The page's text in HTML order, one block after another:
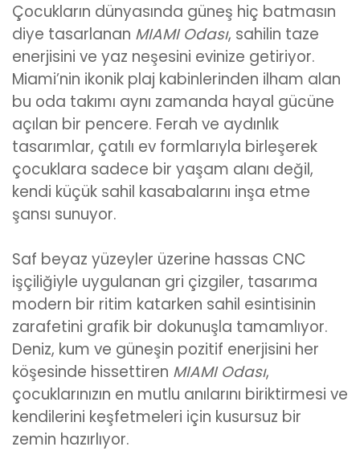
Çocukların dünyasında güneş hiç batmasın
diye tasarlanan MIAMI Odası, sahilin taze
enerjisini ve yaz neşesini evinize getiriyor.
Miami’nin ikonik plaj kabinlerinden ilham alan
bu oda takımı aynı zamanda hayal gücüne
açılan bir pencere. Ferah ve aydınlık
tasarımlar, çatılı ev formlarıyla birleşerek
çocuklara sadece bir yaşam alanı değil,
kendi küçük sahil kasabalarını inşa etme
şansı sunuyor.
Saf beyaz yüzeyler üzerine hassas CNC
işçiliğiyle uygulanan gri çizgiler, tasarıma
modern bir ritim katarken sahil esintisinin
zarafetini grafik bir dokunuşla tamamlıyor.
Deniz, kum ve güneşin pozitif enerjisini her
köşesinde hissettiren MIAMI Odası,
çocuklarınızın en mutlu anılarını biriktirmesi ve
kendilerini keşfetmeleri için kusursuz bir
zemin hazırlıyor.